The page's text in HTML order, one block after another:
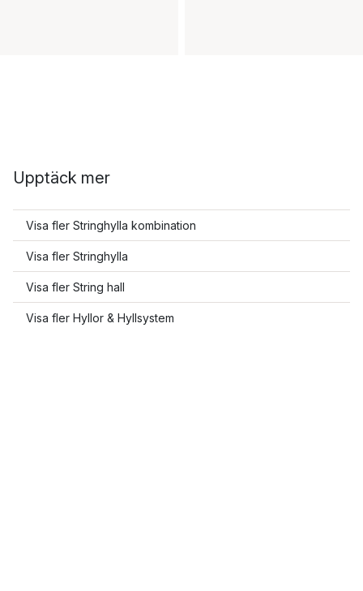
Upptäck mer
Visa fler Stringhylla kombination
Visa fler Stringhylla
Visa fler String hall
Visa fler Hyllor & Hyllsystem